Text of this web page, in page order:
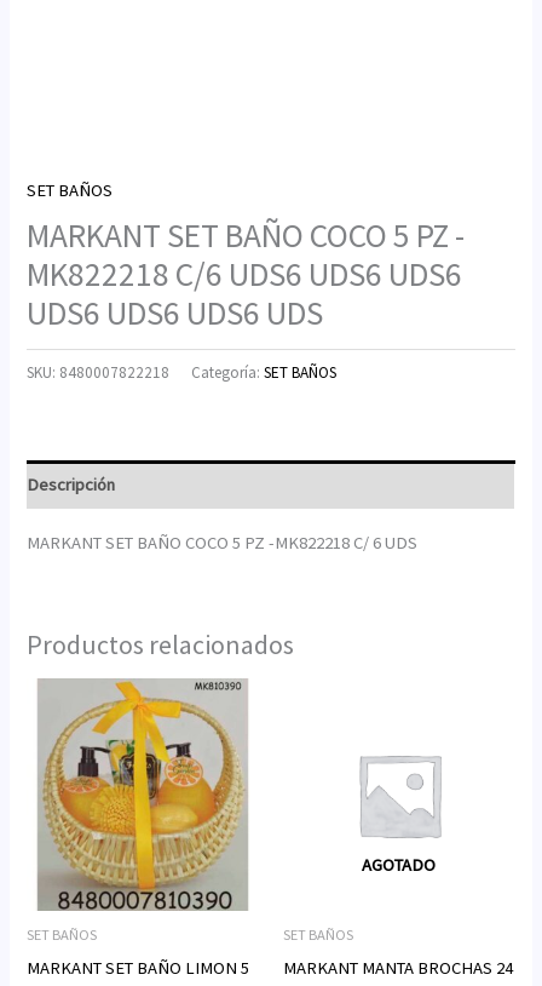
SET BAÑOS
MARKANT SET BAÑO COCO 5 PZ -
MK822218 C/6 UDS6 UDS6 UDS6
UDS6 UDS6 UDS6 UDS
SKU: 8480007822218 Categoría:SET BAÑOS
Descripción
MARKANT SET BAÑO COCO 5 PZ -MK822218 C/ 6 UDS
Productos relacionados
SET BAÑOS
MARKANT SET BAÑO LIMON 5
AGOTADO
SET BAÑOS
MARKANT MANTA BROCHAS 24